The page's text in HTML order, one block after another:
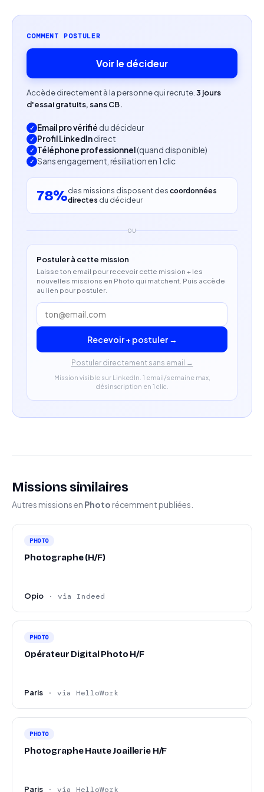
COMMENT POSTULER
Voir le décideur
Accède directement à la personne qui recrute. 3 jours
d'essai gratuits, sans CB.
Email pro vérifié du décideur
Profil LinkedIndirect
Téléphone professionnel(quand disponible)
Sans engagement, résiliation en 1 clic
78%des missions disposent des coordonnées
directes du décideur
OU
Postuler à cette mission
Laisse ton email pour recevoir cette mission + les
nouvelles missions en Photo qui matchent. Puis accède
au lien pour postuler.
Recevoir + postuler →
Postuler directement sans email →
Mission visible sur LinkedIn. 1 email/semaine max,
désinscription en 1 clic.
Missions similaires
Autres missions en Photo récemment publiées.
PHOTO
Photographe (H/F)
Opio · via Indeed
PHOTO
Opérateur Digital Photo H/F
Paris · via HelloWork
PHOTO
Photographe Haute Joaillerie H/F
Paris · via HelloWork